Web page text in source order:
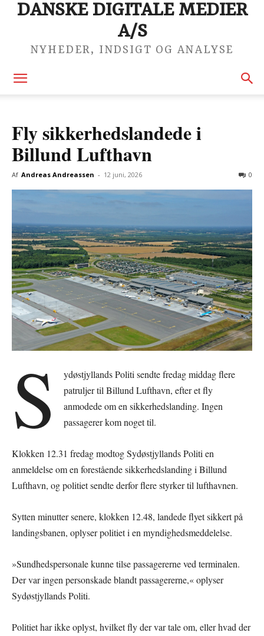
DANSKE DIGITALE MEDIER
A/S
NYHEDER, INDSIGT OG ANALYSE
Fly sikkerhedslandede i
Billund Lufthavn
Af Andreas Andreassen - 12 juni, 2026 0
S
ydøstjyllands Politi sendte fredag middag flere
patruljer til Billund Lufthavn, efter et fly
anmodede om en sikkerhedslanding. Ingen
passagerer kom noget til.
Klokken 12.31 fredag modtog Sydøstjyllands Politi en
anmeldelse om en forestående sikkerhedslanding i Billund
Lufthavn, og politiet sendte derfor flere styrker til lufthavnen.
Sytten minutter senere, klokken 12.48, landede flyet sikkert på
landingsbanen, oplyser politiet i en myndighedsmeddelelse.
»Sundhedspersonale kunne tilse passagererne ved terminalen.
Der var ingen personskade blandt passagererne,« oplyser
Sydøstjyllands Politi.
Politiet har ikke oplyst, hvilket fly der var tale om, eller hvad der